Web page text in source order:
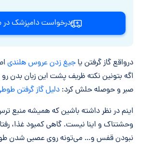
درخواست دامپزشک
درواقع گاز گرفتن یا جیغ زدن عروس هلندی
اگه بتونین نکته ظریف پشت این زبان بدن رو
صبر و حوصله حلش کرد: دلیل گاز گرفتن
اینم در نظر داشته باشین که همیشه منبع
وحشتناک و اینا نیست. گاهی کمبود غذا،
نبودن قفس و… می‌تونه روی عصبی شدن